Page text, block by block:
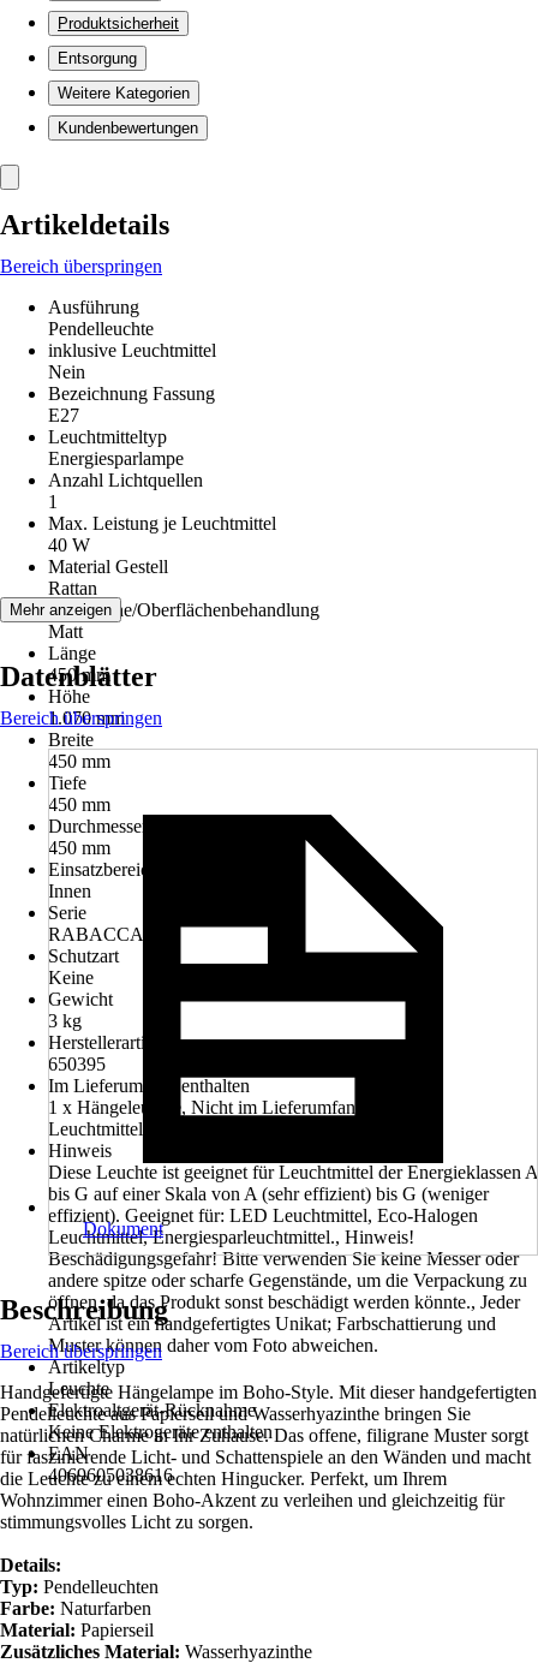
Produktsicherheit
Entsorgung
Weitere Kategorien
Kundenbewertungen
Artikeldetails
Bereich überspringen
Ausführung
Pendelleuchte
inklusive Leuchtmittel
Nein
Bezeichnung Fassung
E27
Leuchtmitteltyp
Energiesparlampe
Anzahl Lichtquellen
1
Max. Leistung je Leuchtmittel
40 W
Material Gestell
Rattan
Oberfläche/Oberflächenbehandlung
Matt
Länge
450 mm
Höhe
1.070 mm
Breite
450 mm
Tiefe
450 mm
Durchmesser
450 mm
Einsatzbereich
Innen
Serie
RABACCA
Schutzart
Keine
Gewicht
3 kg
Herstellerartikelnummer
650395
Im Lieferumfang enthalten
1 x Hängeleuchte, Nicht im Lieferumfang enthalten:
Leuchtmittel
Hinweis
Diese Leuchte ist geeignet für Leuchtmittel der Energieklassen A
bis G auf einer Skala von A (sehr effizient) bis G (weniger
effizient). Geeignet für: LED Leuchtmittel, Eco-Halogen
Leuchtmittel, Energiesparleuchtmittel., Hinweis!
Beschädigungsgefahr! Bitte verwenden Sie keine Messer oder
andere spitze oder scharfe Gegenstände, um die Verpackung zu
öffnen, da das Produkt sonst beschädigt werden könnte., Jeder
Artikel ist ein handgefertigtes Unikat; Farbschattierung und
Muster können daher vom Foto abweichen.
Artikeltyp
Leuchte
Elektroaltgerät-Rücknahme
Keine Elektrogeräte enthalten
EAN
4069605038616
Mehr anzeigen
Datenblätter
Bereich überspringen
Dokument
Beschreibung
Bereich überspringen
Handgefertigte Hängelampe im Boho-Style. Mit dieser handgefertigten
Pendelleuchte aus Papierseil und Wasserhyazinthe bringen Sie
natürlichen Charme in Ihr Zuhause. Das offene, filigrane Muster sorgt
für faszinierende Licht- und Schattenspiele an den Wänden und macht
die Leuchte zu einem echten Hingucker. Perfekt, um Ihrem
Wohnzimmer einen Boho-Akzent zu verleihen und gleichzeitig für
stimmungsvolles Licht zu sorgen.
Details:
Typ: Pendelleuchten
Farbe: Naturfarben
Material: Papierseil
Zusätzliches Material: Wasserhyazinthe